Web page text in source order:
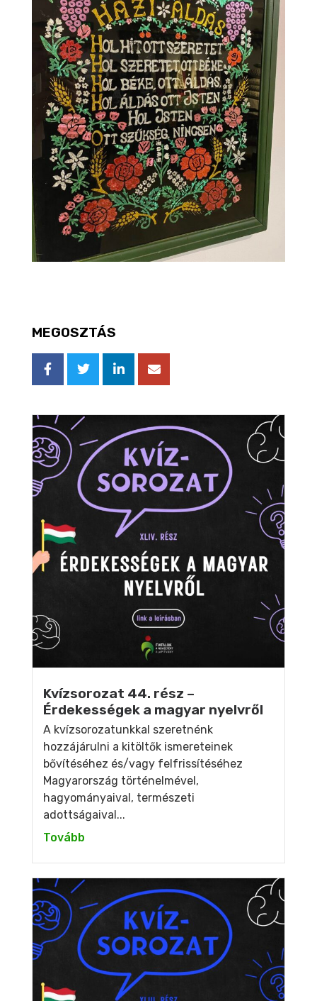
MEGOSZTÁS
Kvízsorozat 44. rész –
Érdekességek a magyar nyelvről
A kvízsorozatunkkal szeretnénk
hozzájárulni a kitöltők ismereteinek
bővítéséhez és/vagy felfrissítéséhez
Magyarország történelmével,
hagyományaival, természeti
adottságaival...
Tovább